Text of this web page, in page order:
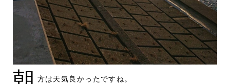
方は天気良かったですね。